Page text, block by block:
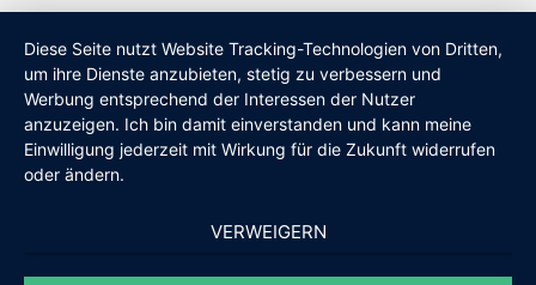
Diese Seite nutzt Website Tracking-Technologien von Dritten,
um ihre Dienste anzubieten, stetig zu verbessern und
Werbung entsprechend der Interessen der Nutzer
anzuzeigen. Ich bin damit einverstanden und kann meine
Einwilligung jederzeit mit Wirkung für die Zukunft widerrufen
oder ändern.
VERWEIGERN